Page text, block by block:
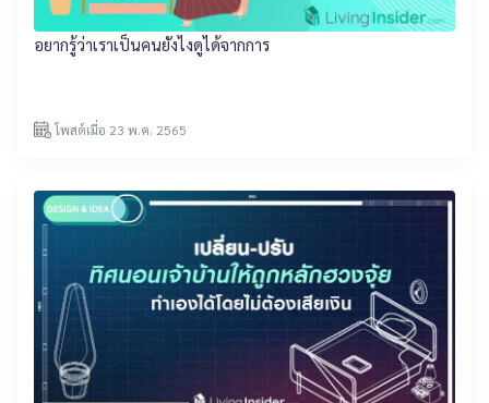
อยากรู้ว่าเราเป็นคนยังไงดูได้จากการ
โพสต์เมื่อ 23 พ.ค. 2565